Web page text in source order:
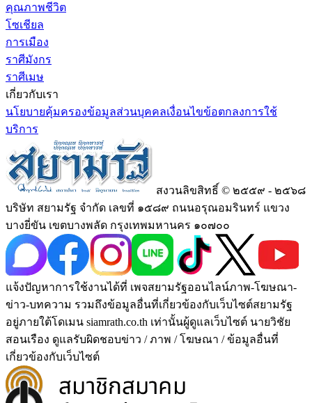
คุณภาพชีวิต
โซเชียล
การเมือง
ราศีมังกร
ราศีเมษ
เกี่ยวกับเรา
นโยบายคุ้มครองข้อมูลส่วนบุคคลเงื่อนไขข้อตกลงการใช้
บริการ
สงวนลิขสิทธิ์ © ๒๕๕๙ - ๒๕๖๘
บริษัท สยามรัฐ จำกัด เลขที่ ๑๕๘๙ ถนนอรุณอมรินทร์ แขวง
บางยี่ขัน เขตบางพลัด กรุงเทพมหานคร ๑๐๗๐๐
แจ้งปัญหาการใช้งานได้ที่ เพจสยามรัฐออนไลน์ภาพ-โฆษณา-
ข่าว-บทความ รวมถึงข้อมูลอื่นที่เกี่ยวข้องกับเว็บไซต์สยามรัฐ
อยู่ภายใต้โดเมน siamrath.co.th เท่านั้นผู้ดูแลเว็บไซต์ นายวิชัย
สอนเรือง ดูแลรับผิดชอบข่าว / ภาพ / โฆษณา / ข้อมูลอื่นที่
เกี่ยวข้องกับเว็บไซต์